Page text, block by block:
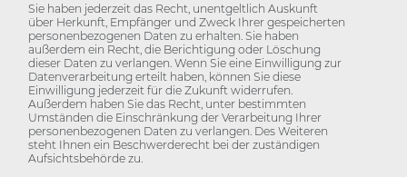
Sie haben jederzeit das Recht, unentgeltlich Auskunft
über Herkunft, Empfänger und Zweck Ihrer gespeicherten
personenbezogenen Daten zu erhalten. Sie haben
außerdem ein Recht, die Berichtigung oder Löschung
dieser Daten zu verlangen. Wenn Sie eine Einwilligung zur
Datenverarbeitung erteilt haben, können Sie diese
Einwilligung jederzeit für die Zukunft widerrufen.
Außerdem haben Sie das Recht, unter bestimmten
Umständen die Einschränkung der Verarbeitung Ihrer
personenbezogenen Daten zu verlangen. Des Weiteren
steht Ihnen ein Beschwerderecht bei der zuständigen
Aufsichtsbehörde zu.